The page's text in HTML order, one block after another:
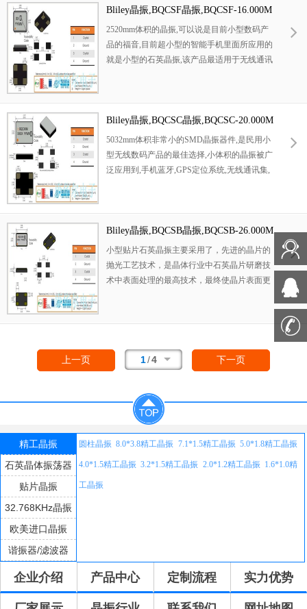
片机应用,以及高温回流焊接（产品无铅对
应）,为无铅产品.
Bliley晶振,BQCSF晶振,BQCSF-16.000M
HZMF-BCDAT晶振
2520mm体积的晶振,可以说是目前小型数码产
品的福音,目前超小型的智能手机里面所应用的
就是小型的石英晶振,该产品最适用于无线通讯
点,产品本身编带包装方式,可对应自动高速贴
片机应用,以及高温回流焊接（产品无铅对
应）,为无铅产品.
Bliley晶振,BQCSC晶振,BQCSC-20.000M
HZMF-DCBAT晶振
5032mm体积非常小的SMD晶振器件,是民用小
型无线数码产品的最佳选择,小体积的晶振被广
泛应用到,手机蓝牙,GPS定位系统,无线通讯集,
符合RoHS/无铅.
Bliley晶振,BQCSB晶振,BQCSB-26.000M
HZMF-BCDAT晶振
小型贴片石英晶振主要采用了，先进的晶片的
抛光工艺技术，是晶体行业中石英晶片研磨技
术中表面处理的最高技术，最终使晶片表面更
的生产工艺，使产品在各项参数得到了很大的
振器,特别适用于有小型化要求的市场领域,比
如智能手机,无线蓝牙,平板电脑等电子数码产
上一页 1/4 下一页
精工晶振
石英晶体振荡器
贴片晶振
32.768KHz晶振
欧美进口晶振
谐振器/滤波器
圆柱晶振 8.0*3.8精工晶振 7.1*1.5精工晶振 5.0*1.8精工晶振
4.0*1.5精工晶振 3.2*1.5精工晶振 2.0*1.2精工晶振 1.6*1.0精
工晶振
企业介绍 产品中心 定制流程 实力优势